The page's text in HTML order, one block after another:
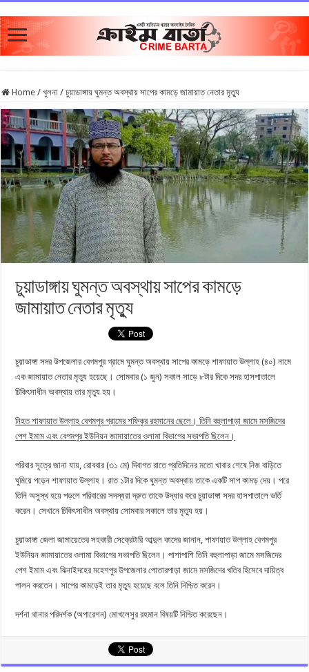
Home / খুলনা / চুয়াডাঙ্গায় ঘুমন্ত অবস্থায় সাপের কামড়ে জামায়াত নেতার মৃত্যু
চুয়াডাঙ্গায় ঘুমন্ত অবস্থায় সাপের কামড়ে
জামায়াত নেতার মৃত্যু
চুয়াডাঙ্গা সদর উপজেলার বেগমপুর গ্রামে ঘুমন্ত অবস্থায় সাপের কামড়ে শাফায়াত উল্লাহ (৪০) নামে
এক জামায়াত নেতার মৃত্যু হয়েছে। সোমবার (১ জুন) সকাল সাড়ে ৮টার দিকে সদর হাসপাতালে
চিকিৎসাধীন অবস্থায় তার মৃত্যু হয়।
নিহত শাফায়াত উল্লাহ বেগমপুর গ্রামের শফিকুর রহমানের ছেলে। তিনি বহুলাপাড়া জামে মসজিদের
পেশ ইমাম এবং বেগমপুর ইউনিয়ন জামায়াতের ওলামা বিভাগের সভাপতি ছিলেন।
পরিবার সূত্রে জানা যায়, রোববার (৩১ মে) দিবাগত রাতে প্রতিদিনের মতো খাবার শেষে নিজ বাড়িতে
ঘুমিয়ে পড়েন শাফায়াত উল্লাহ। রাত ১টার দিকে ঘুমন্ত অবস্থায় তাকে একটি সাপ কামড় দেয়। পরে
তিনি অসুস্থ হয়ে পড়লে পরিবারের সদস্যরা দ্রুত তাকে উদ্ধার করে চুয়াডাঙ্গা সদর হাসপাতালে ভর্তি
করেন। সেখানে চিকিৎসাধীন অবস্থায় সোমবার সকালে তার মৃত্যু হয়।
চুয়াডাঙ্গা জেলা জামায়েতের সহকারী সেক্রেটারি আব্দুল কাদের জানান, শাফায়াত উল্লাহ বেগমপুর
ইউনিয়ন জামায়াতের ওলামা বিভাগের সভাপতি ছিলেন। পাশাপাশি তিনি বহুলাপাড়া জামে মসজিদের
পেশ ইমাম এবং ঝিনাইদহের মহেশপুর উপজেলার পোতারপাড়া জামে মসজিদের খতিব হিসেবে দায়িত্ব
পালন করতেন। সাপের কামড়েই তার মৃত্যু হয়েছে বলে তিনি নিশ্চিত করেন।
দর্শনা থানার পরিদর্শক (অপারেশন) মোখলেসুর রহমান বিষয়টি নিশ্চিত করেছেন।